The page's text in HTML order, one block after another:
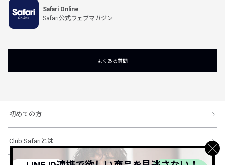
Safari Online
Safari公式ウェブマガジン
よくある質問
初めての方
Club Safariとは